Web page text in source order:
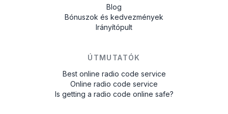
Blog
Bónuszok és kedvezmények
Irányítópult
ÚTMUTATÓK
Best online radio code service
Online radio code service
Is getting a radio code online safe?